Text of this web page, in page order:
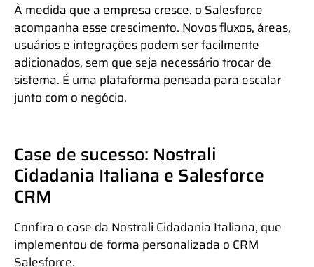
À medida que a empresa cresce, o Salesforce
acompanha esse crescimento. Novos fluxos, áreas,
usuários e integrações podem ser facilmente
adicionados, sem que seja necessário trocar de
sistema. É uma plataforma pensada para escalar
junto com o negócio.
Case de sucesso: Nostrali
Cidadania Italiana e Salesforce
CRM
Confira o case da Nostrali Cidadania Italiana, que
implementou de forma personalizada o CRM
Salesforce.